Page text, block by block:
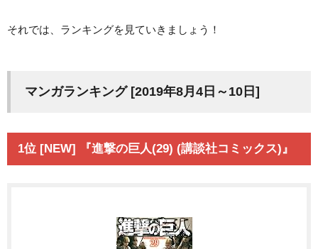
それでは、ランキングを見ていきましょう！
マンガランキング [2019年8月4日～10日]
1位 [NEW] 『進撃の巨人(29) (講談社コミックス)』